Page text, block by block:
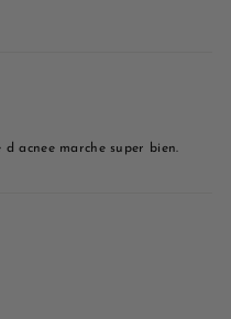
acnee marche super bien.